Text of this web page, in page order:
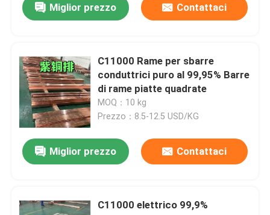
Piatto laminato a caldo di acciaio inossidabile
rotolo di nastro inossidabile
Metropolitana saldata di acciaio inossidabile
Tubo senza saldatura di acciaio inossidabile
Tondino di acciaio inossidabile
Miglior prezzo Contattaci
C11000 Rame per sbarre
conduttrici puro al 99,95% Barre
di rame piatte quadrate
MOQ：10 kg
Prezzo：8.5-12.5 USD/KG
Miglior prezzo Contattaci
C11000 elettrico 99,9%